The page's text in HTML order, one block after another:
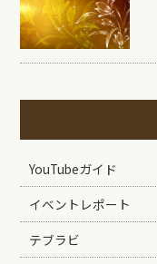
YouTubeガイド
イベントレポート
テブラビ